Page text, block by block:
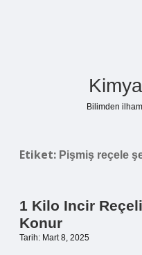
Bilimden
Etiket: Pişmiş reçele
1 Kilo Incir
Konur
Tarih: Mart 8, 2025